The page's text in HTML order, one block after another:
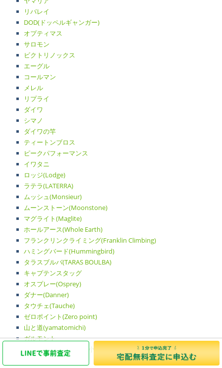
リバレイ
DOD(ドッペルギャンガー)
オプティマス
サロモン
ビクトリノックス
エーグル
コールマン
メレル
リプライ
ダイワ
シマノ
ダイワの竿
ティートンブロス
ピークパフォーマンス
イワタニ
ロッジ(Lodge)
ラテラ(LATERRA)
ムッシュ(Monsieur)
ムーンストーン(Moonstone)
マグライト(Maglite)
ホールアース(Whole Earth)
フランクリンクライミング(Franklin Climbing)
ハミングバード(Hummingbird)
タラスブルバ(TARAS BOULBA)
キャプテンスタッグ
オスプレー(Osprey)
ダナー(Danner)
タウチェ(Tauche)
ゼロポイント(Zero point)
山と道(yamatomichi)
ガルモント
キャンパルジャパン（小川キャンパル）